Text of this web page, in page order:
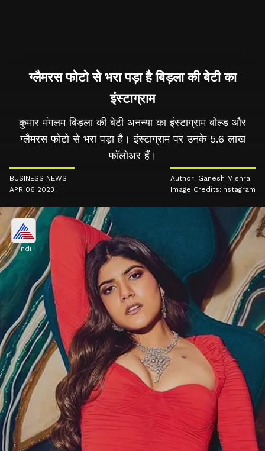
ग्लैमरस फोटो से भरा पड़ा है बिड़ला की बेटी का
इंस्टाग्राम
कुमार मंगलम बिड़ला की बेटी अनन्या का इंस्टाग्राम बोल्ड और
ग्लैमरस फोटो से भरा पड़ा है। इंस्टाग्राम पर उनके 5.6 लाख
फॉलोअर हैं।
BUSINESS NEWS
APR 06 2023
Author: Ganesh Mishra
Image Credits:instagram
Hindi